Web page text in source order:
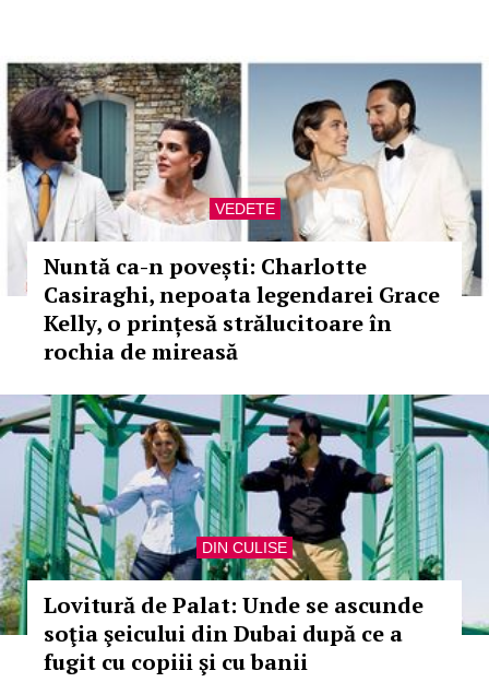
VEDETE
Nuntă ca-n povești: Charlotte
Casiraghi, nepoata legendarei Grace
Kelly, o prințesă strălucitoare în
rochia de mireasă
DIN CULISE
Lovitură de Palat: Unde se ascunde
soţia şeicului din Dubai după ce a
fugit cu copiii şi cu banii